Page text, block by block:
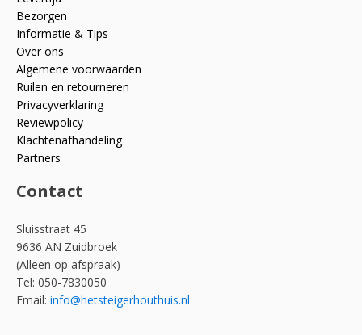
Bezorgen
Informatie & Tips
Over ons
Algemene voorwaarden
Ruilen en retourneren
Privacyverklaring
Reviewpolicy
Klachtenafhandeling
Partners
Contact
Sluisstraat 45
9636 AN Zuidbroek
(Alleen op afspraak)
Tel: 050-7830050
Email: info@hetsteigerhouthuis.nl